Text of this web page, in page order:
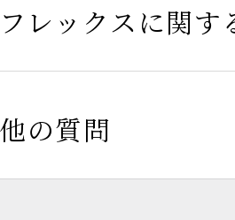
レックスに関す
の質問